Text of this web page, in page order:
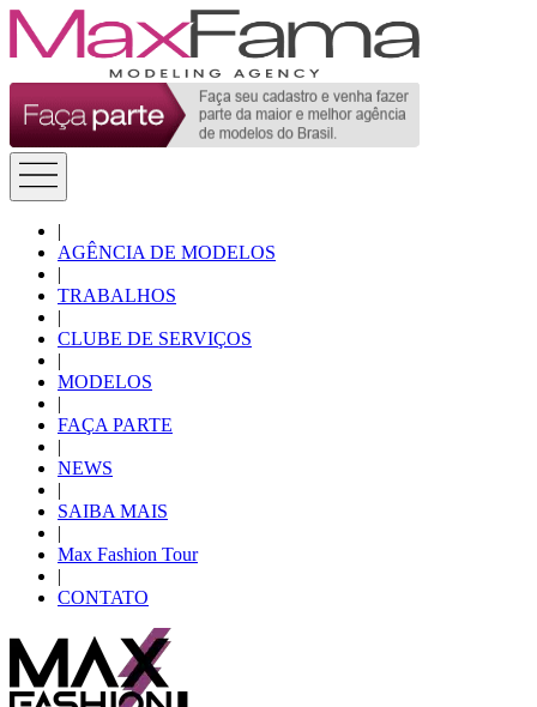
|
AGÊNCIA DE MODELOS
|
TRABALHOS
|
CLUBE DE SERVIÇOS
|
MODELOS
|
FAÇA PARTE
|
NEWS
|
SAIBA MAIS
|
Max Fashion Tour
|
CONTATO